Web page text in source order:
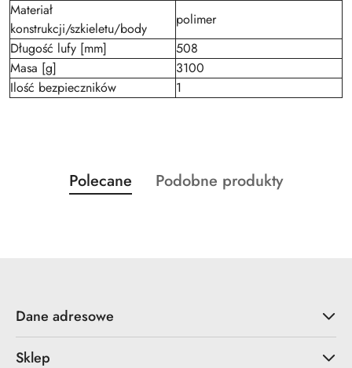
Materiał
konstrukcji/szkieletu/body
polimer
Długość lufy [mm]
508
Masa [g]
3100
Ilość bezpieczników
1
Pomiń karuzelę produktów
Produkty
o
Polecane
Produkty
Podobne produkty
Dane adresowe
Sklep